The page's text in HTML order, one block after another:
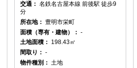
交通： 名鉄名古屋本線 前後駅 徒歩9
分
所在地： 豊明市栄町
面積（専有・建物）： -
土地面積： 198.43㎡
間取り： -
物件種別： 土地